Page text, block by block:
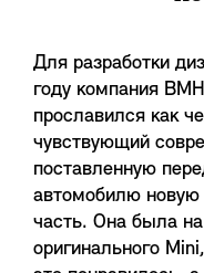
Для разработки
году компания
прославился как
чувствующий
поставленную
автомобилю
часть. Она была
оригинального